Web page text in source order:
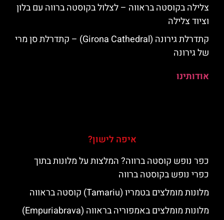
צלילה בקוסטה בראווה – לצלול בקוסטה ברווה עם בלון
וציוד צלילה
קתדרלת גירונה (Girona Cathedral) – קתדרלת סן מרי
של גירונה
אודותינו
איפה לישון?
כפר נופש קוסטה ברווה? המלצות על מלונות בתוך
כפרי נופש בקוסטה ברווה
מלונות מומלצים בטמריו (Tamariu) קוסטה בראווה
מלונות מומלצים באמפוריה בראווה (Empuriabrava)